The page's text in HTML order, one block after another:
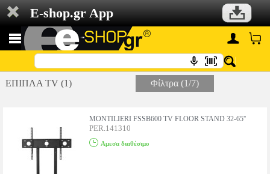
E-shop.gr App
ΕΠΙΠΛΑ TV (1) Φίλτρα (1/7)
MONTILIERI FSSB600 TV FLOOR STAND 32-65''
PER.141310
Αμεσα διαθέσιμο